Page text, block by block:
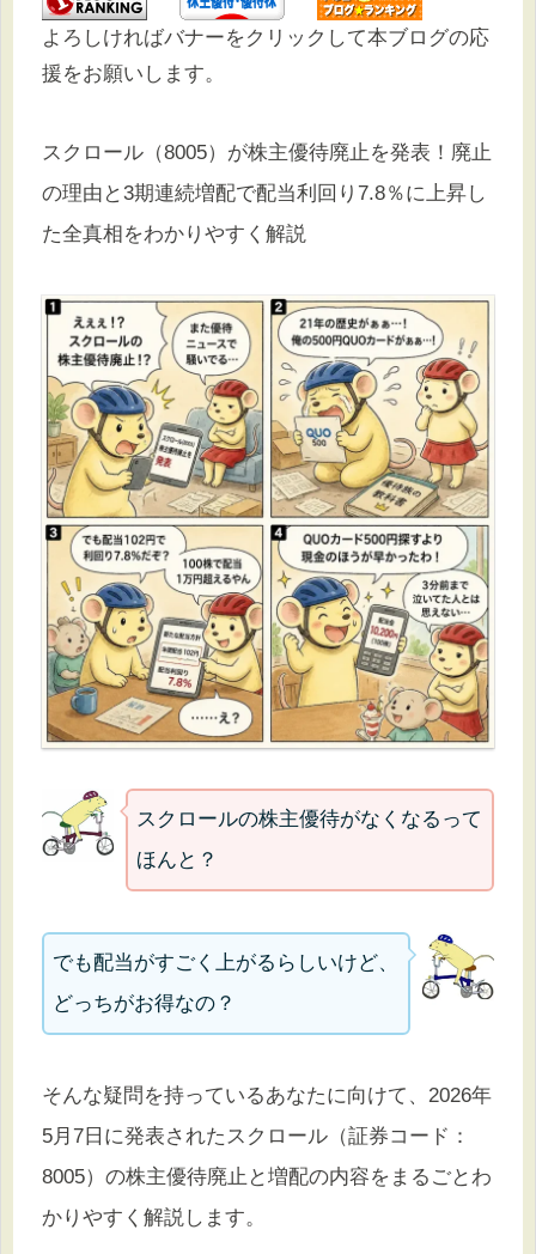
よろしければバナーをクリックして本ブログの応
援をお願いします。
スクロール（8005）が株主優待廃止を発表！廃止
の理由と3期連続増配で配当利回り7.8％に上昇し
た全真相をわかりやすく解説
スクロールの株主優待がなくなるって
ほんと？
でも配当がすごく上がるらしいけど、
どっちがお得なの？
そんな疑問を持っているあなたに向けて、2026年
5月7日に発表されたスクロール（証券コード：
8005）の株主優待廃止と増配の内容をまるごとわ
かりやすく解説します。